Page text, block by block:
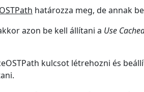
határozza meg, de annak
azon be kell állítani a Use
kulcsot létrehozni és